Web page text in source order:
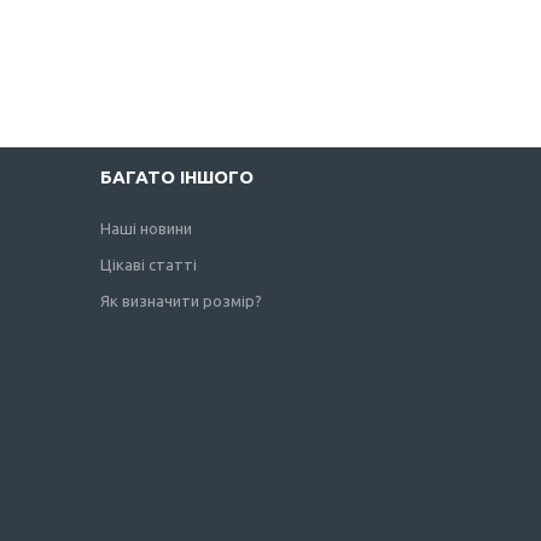
БАГАТО ІНШОГО
Наші новини
Цікаві статті
Як визначити розмір?